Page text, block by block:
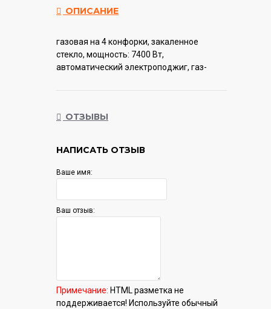
ОПИСАНИЕ
газовая на 4 конфорки, закаленное
стекло, мощность: 7400 Вт,
автоматический электроподжиг, газ-
Гарантия:12 мес.
ОТЗЫВЫ
НАПИСАТЬ ОТЗЫВ
Ваше имя:
Ваш отзыв:
Примечание: HTML разметка не
поддерживается! Используйте обычный